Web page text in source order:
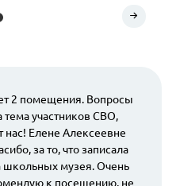
2 помещения. Вопросы
участников СВО,
Елене Алексеевне
за то, что записала
школьных музея. Очень
к посещению, не